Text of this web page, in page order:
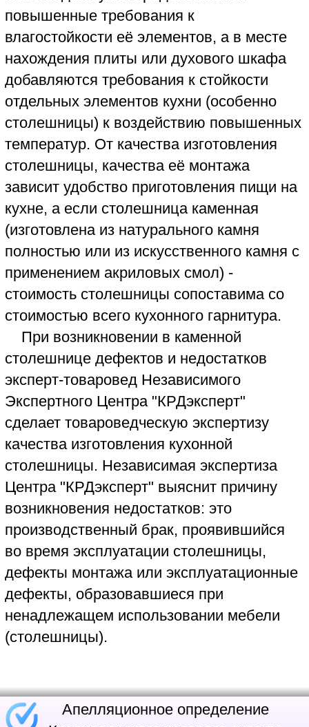
Тогда по закону "О защите прав
потребителей" при возникновении спора о
причине происхождения дефектов или о
наличии (отсутствии) дефектов в
кухонной мебели необходимо сделать
независимую товароведческую
экспертизу качества изготовления и
монтажа кухни.
При выполнении товароведческой
экспертизы кухни эксперт-товаровед
Независимого Экспертного Центра
Центра "КРДэксперт" произведет
экспертное исследование качества
изготовления и монтажа предметов
мебели кухни, выполнит контрольные
измерения кухни, а также проверит кухню
на её соответствие эскизу и размерам,
указанным в договоре с поставщиком
(изготовителем) кухонного гарнитура.
Наиболее важной частью кухонной
мебели является столешница, она
является рабочей поверхностью кухни и
гарнитура. В случае изготовления
столешницы из природного или
искусственного камня её стоимость
Производственные недостатки
кухонной мебели проявляются только
после покупки и монтажа кухни: во время
использования её по назначению. В этом
случае может возникнуть спор о причинах
появления дефектов в новой кухне.
Покупателю не понравилось качество
монтажа, но продавец утверждает, что
качество хорошее, и недостатки в кухне
якобы отсутствуют. Или продавец
эксплуатационные дефекты в которых
виноват сам покупатель.